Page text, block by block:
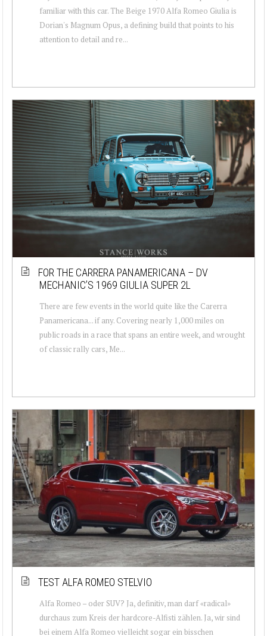
familiar with this car. The Beige 1970 Alfa Romeo Giulia is
Dorian's Magnum Opus, a defining build that points to his
attention to detail and re...
FOR THE CARRERA PANAMERICANA – DV
MECHANIC’S 1969 GIULIA SUPER 2L
There are few events in the world quite like the Carerra
Panamericana... if any. Covering nearly 1,000 miles on
public roads in a race that spans an entire week, and wrought
of classic rally cars, Me...
TEST ALFA ROMEO STELVIO
Alfa Romeo – oder SUV? Ja, definitiv, man darf «radical»
durchaus zum Kreis der hardcore-Alfisti zählen. Ja, wir sind
bei einem Alfa Romeo vielleicht sogar ein bisschen